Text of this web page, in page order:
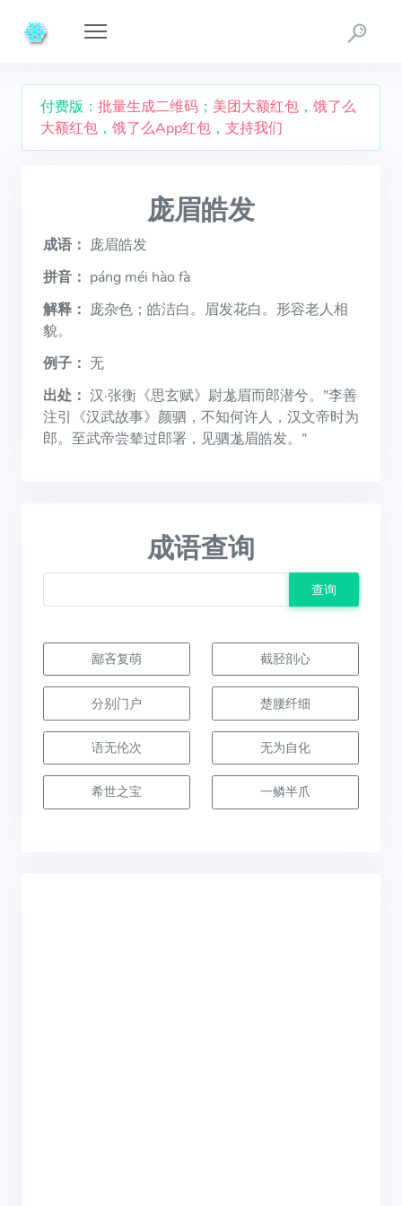
付费版： 批量生成二维码 ； 美团大额红包 ， 饿了么
大额红包 ， 饿了么App红包 ， 支持我们
庞眉皓发
成语： 庞眉皓发
拼音： páng méi hào fà
解释： 庞杂色；皓洁白。眉发花白。形容老人相
貌。
例子： 无
出处： 汉·张衡《思玄赋》尉尨眉而郎潜兮。”李善
注引《汉武故事》颜驷，不知何许人，汉文帝时为
郎。至武帝尝辇过郎署，见驷尨眉皓发。”
成语查询
查询
鄙吝复萌 截胫剖心
分别门户 楚腰纤细
语无伦次 无为自化
希世之宝 一鳞半爪